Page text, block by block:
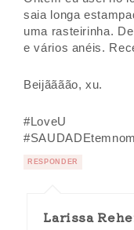
saia longa
uma rasteirinha.
e vários anéis.
Beijãããão, xu.
#LoveU
RESPONDER
Larissa